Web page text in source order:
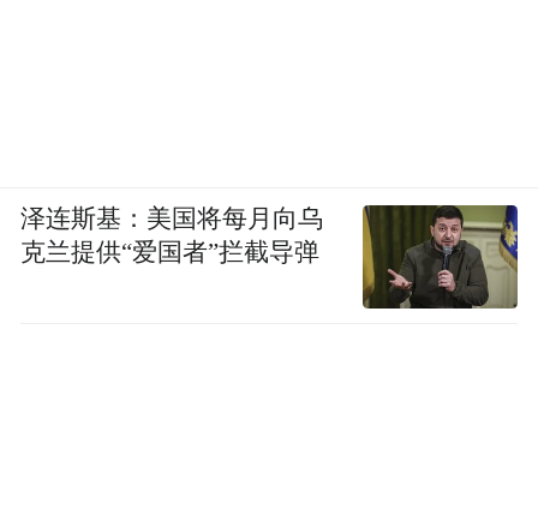
泽连斯基：美国将每月向乌
克兰提供“爱国者”拦截导弹